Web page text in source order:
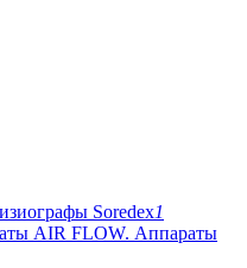
Soredex1
AIR FLOW. Аппараты